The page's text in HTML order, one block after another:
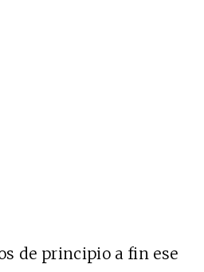
de principio a fin ese